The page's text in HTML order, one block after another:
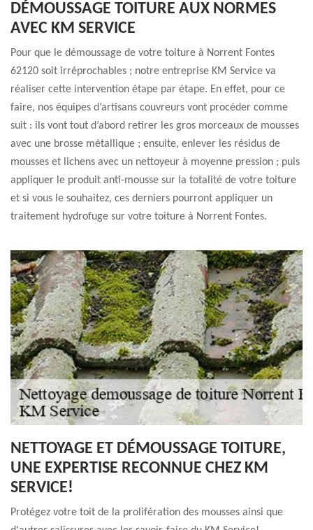
DÉMOUSSAGE TOITURE AUX NORMES
AVEC KM SERVICE
Pour que le démoussage de votre toiture à Norrent Fontes
62120 soit irréprochables ; notre entreprise KM Service va
réaliser cette intervention étape par étape. En effet, pour ce
faire, nos équipes d’artisans couvreurs vont procéder comme
suit : ils vont tout d’abord retirer les gros morceaux de mousses
avec une brosse métallique ; ensuite, enlever les résidus de
mousses et lichens avec un nettoyeur à moyenne pression ; puis
appliquer le produit anti-mousse sur la totalité de votre toiture
et si vous le souhaitez, ces derniers pourront appliquer un
traitement hydrofuge sur votre toiture à Norrent Fontes.
NETTOYAGE ET DÉMOUSSAGE TOITURE,
UNE EXPERTISE RECONNUE CHEZ KM
SERVICE!
Protégez votre toit de la prolifération des mousses ainsi que